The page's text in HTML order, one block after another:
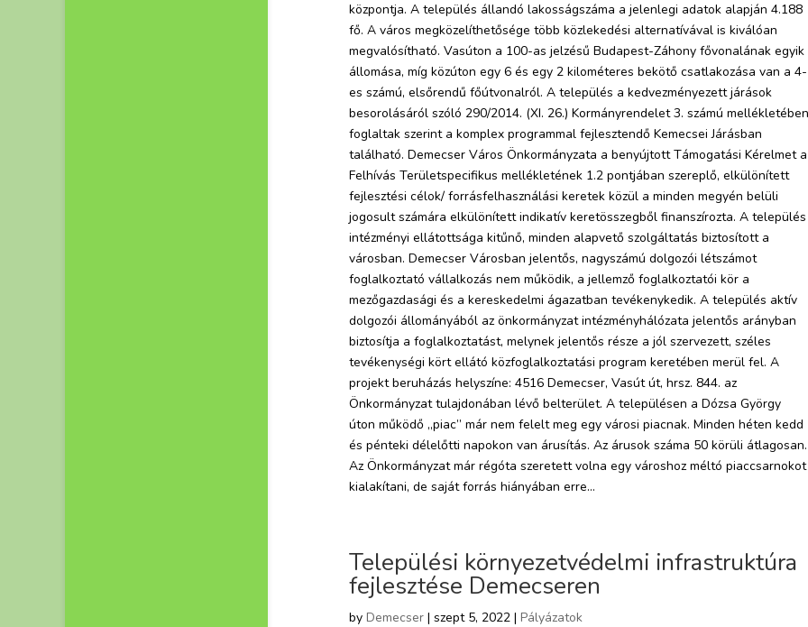
központja. A település állandó lakosságszáma a jelenlegi adatok alapján 4.188
fő. A város megközelíthetősége több közlekedési alternatívával is kiválóan
megvalósítható. Vasúton a 100-as jelzésű Budapest-Záhony fővonalának egyik
állomása, míg közúton egy 6 és egy 2 kilométeres bekötő csatlakozása van a 4-
es számú, elsőrendű főútvonalról. A település a kedvezményezett járások
besorolásáról szóló 290/2014. (XI. 26.) Kormányrendelet 3. számú mellékletében
foglaltak szerint a komplex programmal fejlesztendő Kemecsei Járásban
található. Demecser Város Önkormányzata a benyújtott Támogatási Kérelmet a
Felhívás Területspecifikus mellékletének 1.2 pontjában szereplő, elkülönített
fejlesztési célok/ forrásfelhasználási keretek közül a minden megyén belüli
jogosult számára elkülönített indikatív keretösszegből finanszírozta. A település
intézményi ellátottsága kitűnő, minden alapvető szolgáltatás biztosított a
városban. Demecser Városban jelentős, nagyszámú dolgozói létszámot
foglalkoztató vállalkozás nem működik, a jellemző foglalkoztatói kör a
mezőgazdasági és a kereskedelmi ágazatban tevékenykedik. A település aktív
dolgozói állományából az önkormányzat intézményhálózata jelentős arányban
biztosítja a foglalkoztatást, melynek jelentős része a jól szervezett, széles
tevékenységi kört ellátó közfoglalkoztatási program keretében merül fel. A
projekt beruházás helyszíne: 4516 Demecser, Vasút út, hrsz. 844. az
Önkormányzat tulajdonában lévő belterület. A településen a Dózsa György
úton működő „piac” már nem felelt meg egy városi piacnak. Minden héten kedd
és pénteki délelőtti napokon van árusítás. Az árusok száma 50 körüli átlagosan.
Az Önkormányzat már régóta szeretett volna egy városhoz méltó piaccsarnokot
kialakítani, de saját forrás hiányában erre...
Települési környezetvédelmi infrastruktúra
fejlesztése Demecseren
by Demecser | szept 5, 2022 | Pályázatok